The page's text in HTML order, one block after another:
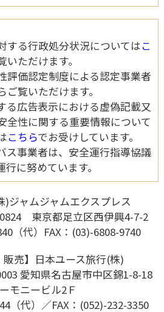
する行政処分状況についてはこ
ただけます。
評価認定制度による認定事業者
ご覧いただけます。
る広告表示における虚偽記載又
全性に関する重要情報について
こちらでお受けしています。
ス事業者は、安全運行指導協議
に努めています。
)ジャムジャムエクスプレス
東京都足立区西伊興4-7-2
（代）FAX：(03)-6808-9740
販売】日本ユース旅行(株)
愛知県名古屋市中区錦1-8-18
モニービル2Ｆ
（代）／FAX：(052)-232-3350